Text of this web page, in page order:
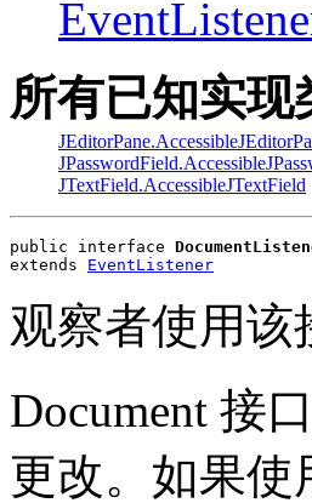
所有已知实现
JTextField.AccessibleJTextField
public interface
extends EventListener
观察者使用该
Document 接
更改。如果使